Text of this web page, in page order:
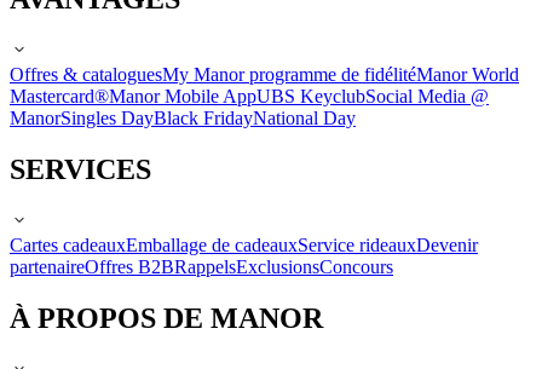
Offres & cataloguesMy Manor programme de fidélitéManor World
Mastercard®Manor Mobile AppUBS KeyclubSocial Media @
ManorSingles DayBlack FridayNational Day
SERVICES
Cartes cadeauxEmballage de cadeauxService rideauxDevenir
partenaireOffres B2BRappelsExclusionsConcours
À PROPOS DE MANOR